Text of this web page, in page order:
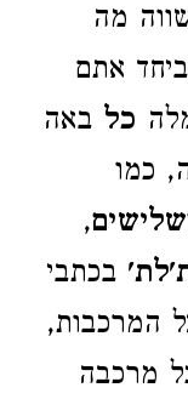
מה
אתם
כל באה
כמו
,
בכתבי
המרכבות,
מרכבה